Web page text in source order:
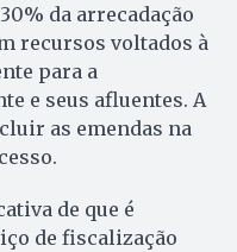
da arrecadação
recursos voltados à
para a
e seus afluentes. A
as emendas na
de que é
de fiscalização